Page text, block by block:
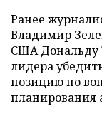
Ранее
Владимир
США Дональду
лидера
позицию по
планирования